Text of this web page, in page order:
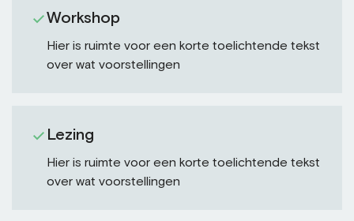
Workshop
Hier is ruimte voor een korte toelichtende tekst
over wat voorstellingen
Lezing
Hier is ruimte voor een korte toelichtende tekst
over wat voorstellingen